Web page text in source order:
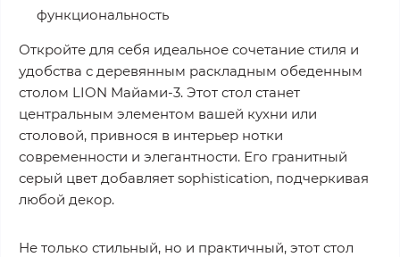
функциональность
Откройте для себя идеальное сочетание стиля и
удобства с деревянным раскладным обеденным
столом LION Майами-3. Этот стол станет
центральным элементом вашей кухни или
столовой, привнося в интерьер нотки
современности и элегантности. Его гранитный
серый цвет добавляет sophistication, подчеркивая
любой декор.
Не только стильный, но и практичный, этот стол